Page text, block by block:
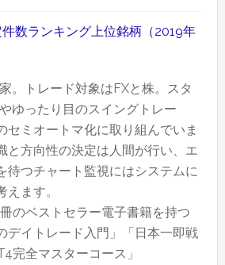
取
引
も
あ
り
（2019
年
週）
キ
グ
位
銘
年
第
数ランキング上位銘柄（2019年
。トレード対象はFXと株。スタ
ゆったり目のスイングトレー
セミオートマ化に取り組んでいま
と方向性の決定は人間が行い、エ
待つチャート監視にはシステムに
ます。
のベストセラー電子書籍を持つ
デイトレード入門」「日本一即戦
完全マスターコース」